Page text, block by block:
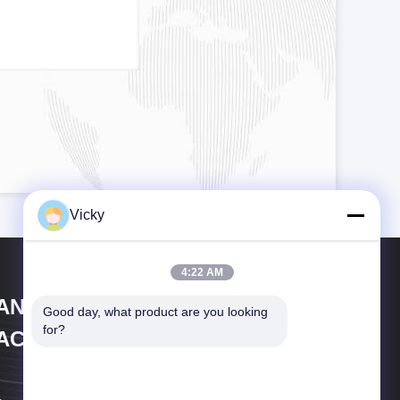
LAIYI PACKING
CO.,LTD.
Vicky
4:22 AM
Good day, what product are you looking
for?